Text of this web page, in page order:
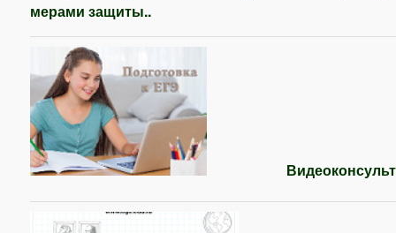
мерами защиты..